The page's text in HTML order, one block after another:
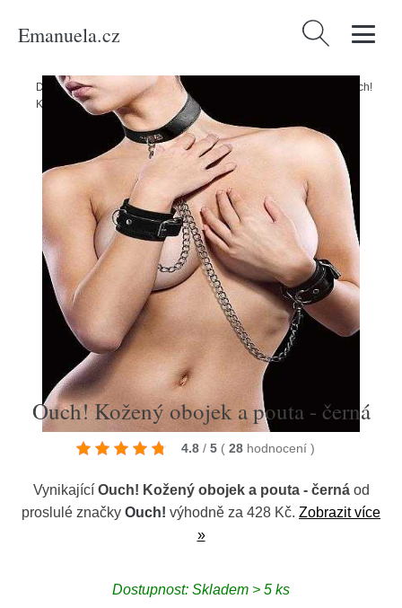
Emanuela.cz Vyhledávání
Domů/Produkty/ Sexuální a erotické pomůcky
Ouch!
Kožený obojek a pouta - černá
Ouch! Kožený obojek a pouta - černá
4.8 / 5 ( 28 hodnocení )
Vynikající Ouch! Kožený obojek a pouta - černáod
proslulé značky Ouch! výhodně za 428 Kč. Zobrazit více
»
Dostupnost: Skladem > 5 ks